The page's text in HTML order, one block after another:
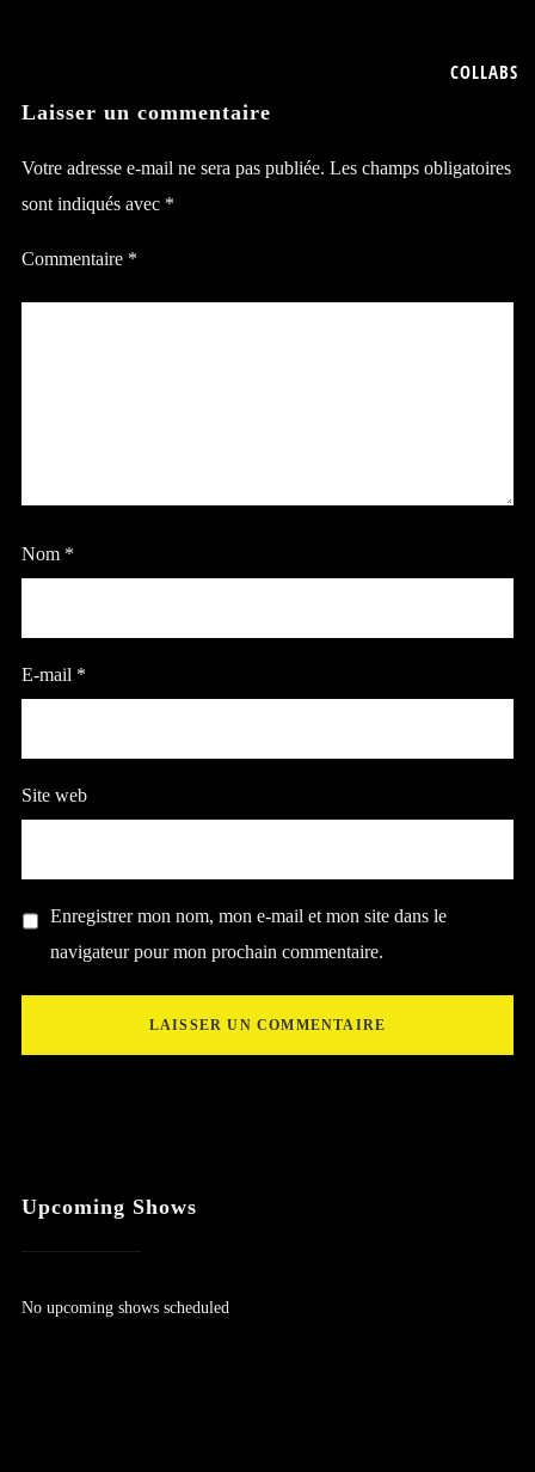
COLLABS
Laisser un commentaire
Votre adresse e-mail ne sera pas publiée. Les champs obligatoires
sont indiqués avec *
Commentaire *
Nom *
E-mail *
Site web
Enregistrer mon nom, mon e-mail et mon site dans le
navigateur pour mon prochain commentaire.
Upcoming Shows
No upcoming shows scheduled